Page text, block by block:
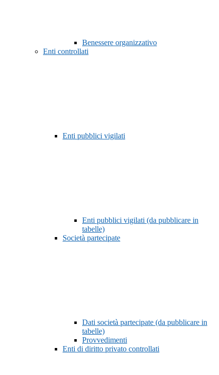
Benessere organizzativo
Enti controllati
Enti pubblici vigilati
Enti pubblici vigilati (da pubblicare in
tabelle)
Società partecipate
Dati società partecipate (da pubblicare in
tabelle)
Provvedimenti
Enti di diritto privato controllati